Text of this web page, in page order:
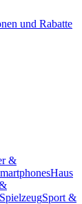
&
Haus
SpielzeugSport &